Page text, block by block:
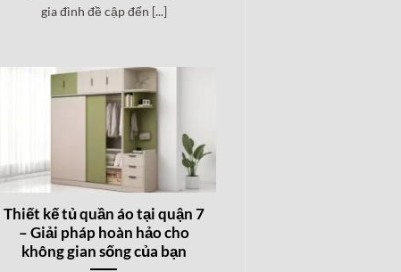
gia đình đề cập đến [...]
Thiết kế tủ quần áo tại quận 7
– Giải pháp hoàn hảo cho
không gian sống của bạn